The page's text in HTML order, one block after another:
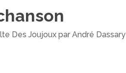
Des Joujoux par André Dassary